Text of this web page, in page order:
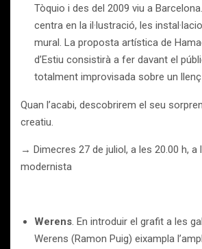
Tòquio i des del 2009 viu a
centra en la il·lustració, les
mural. La proposta artística de
d’Estiu consistirà a fer davant el
totalment improvisada sobre un
Quan l’acabi, descobrirem el seu
creatiu.
→ Dimecres 27 de juliol, a les 20.00 h, a
modernista
Werens. En introduir el grafit a les
Werens (Ramon Puig) eixampla